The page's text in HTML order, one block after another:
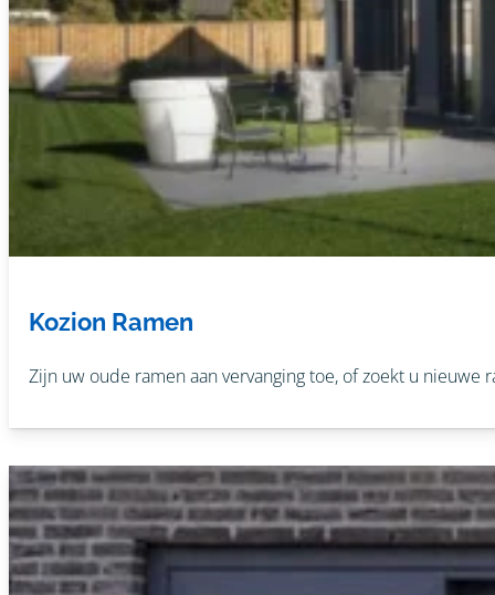
Kozion Ramen
Zijn uw oude ramen aan vervanging toe, of zoekt u nieuwe